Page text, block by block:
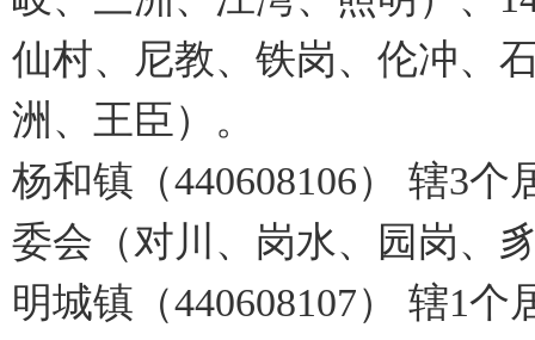
仙村、尼教、铁岗、伦冲、
洲、王臣）。
杨和镇（440608106） 辖3
委会（对川、岗水、园岗、
明城镇（440608107） 辖1